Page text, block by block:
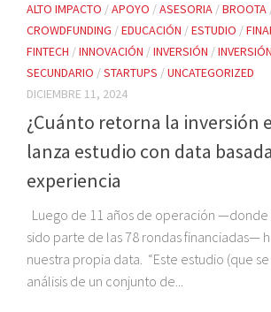
ALTO IMPACTO /APOYO /ASESORIA /BROOTA
CROWDFUNDING /EDUCACIÓN /ESTUDIO /
FINTECH /INNOVACIÓN /INVERSIÓN /
SECUNDARIO /STARTUPS /UNCATEGORIZED
DICIEMBRE 11, 2024
¿Cuánto retorna la inversión
lanza estudio con data
experiencia
Luego de 11 años de operación —donde
sido parte de las 78 rondas financiadas—
nuestra propia data. “Este estudio (que
análisis de un conjunto de...